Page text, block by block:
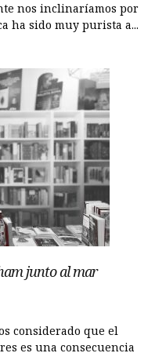
nos inclinaríamos por
ha sido muy purista a...
junto al mar
considerado que el
es una consecuencia